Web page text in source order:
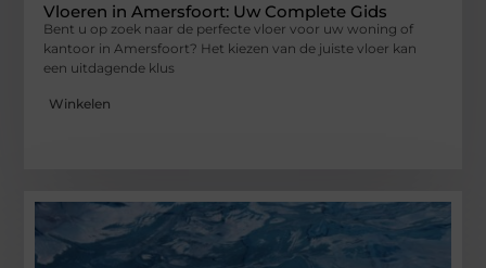
Vloeren in Amersfoort: Uw Complete Gids
Bent u op zoek naar de perfecte vloer voor uw woning of
kantoor in Amersfoort? Het kiezen van de juiste vloer kan
een uitdagende klus
Winkelen